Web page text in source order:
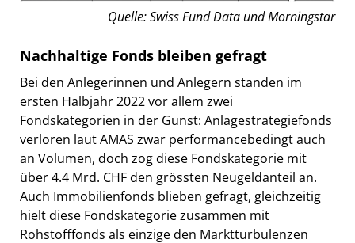
Quelle: Swiss Fund Data und Morningstar
Nachhaltige Fonds bleiben gefragt
Bei den Anlegerinnen und Anlegern standen im
ersten Halbjahr 2022 vor allem zwei
Fondskategorien in der Gunst: Anlagestrategiefonds
verloren laut AMAS zwar performancebedingt auch
an Volumen, doch zog diese Fondskategorie mit
über 4.4 Mrd. CHF den grössten Neugeldanteil an.
Auch Immobilienfonds blieben gefragt, gleichzeitig
hielt diese Fondskategorie zusammen mit
Rohstofffonds als einzige den Marktturbulenzen